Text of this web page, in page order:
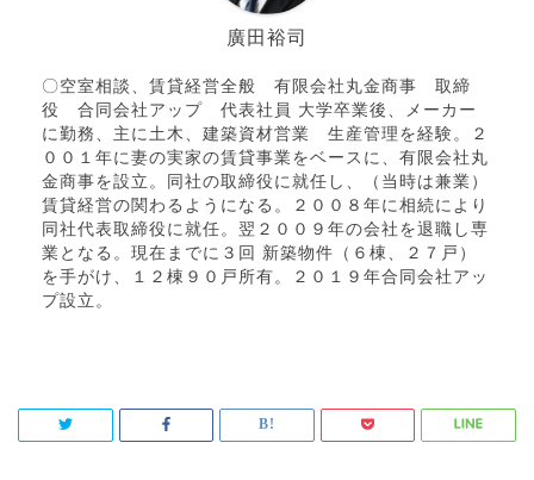
廣田裕司
〇空室相談、賃貸経営全般 有限会社丸金商事 取締
役 合同会社アップ 代表社員 大学卒業後、メーカー
に勤務、主に土木、建築資材営業 生産管理を経験。２
００１年に妻の実家の賃貸事業をベースに、有限会社丸
金商事を設立。同社の取締役に就任し、（当時は兼業）
賃貸経営の関わるようになる。２００８年に相続により
同社代表取締役に就任。翌２００９年の会社を退職し専
業となる。現在までに３回 新築物件（６棟、２７戸）
を手がけ、１２棟９０戸所有。２０１９年合同会社アッ
プ設立。